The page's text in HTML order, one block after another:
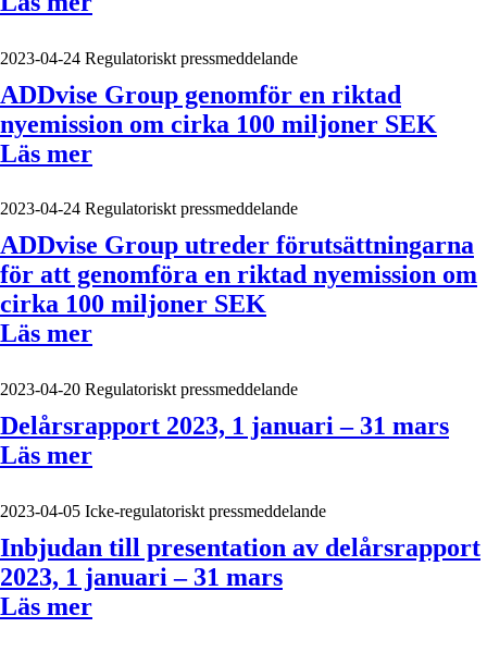
2023-04-24 Regulatoriskt pressmeddelande
ADDvise Group genomför en riktad
nyemission om cirka 100 miljoner SEK
Läs mer
2023-04-24 Regulatoriskt pressmeddelande
ADDvise Group utreder förutsättningarna
för att genomföra en riktad nyemission om
cirka 100 miljoner SEK
Läs mer
2023-04-20 Regulatoriskt pressmeddelande
Delårsrapport 2023, 1 januari – 31 mars
Läs mer
2023-04-05 Icke-regulatoriskt pressmeddelande
Inbjudan till presentation av delårsrapport
2023, 1 januari – 31 mars
Läs mer